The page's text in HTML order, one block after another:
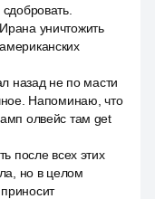
уничтожить
назад не по масти
Напоминаю, что
олвейс там get
после всех этих
но в целом